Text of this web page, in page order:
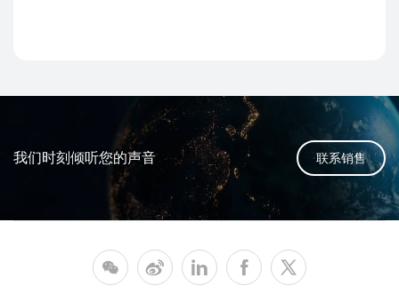
我们时刻倾听您的声音 联系销售